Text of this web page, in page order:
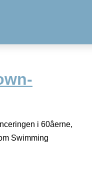
i 60âerne,
Swimming